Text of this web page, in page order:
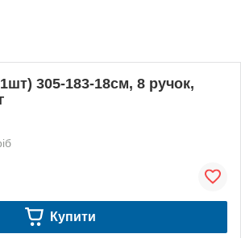
305-183-18см, 8 ручок,
Купити